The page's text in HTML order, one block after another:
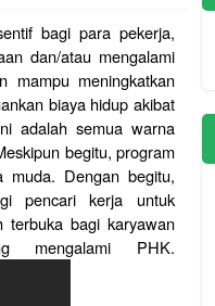
bagi para pekerja,
dan/atau mengalami
mampu meningkatkan
biaya hidup akibat
adalah semua warna
begitu, program
muda. Dengan begitu,
pencari kerja untuk
terbuka bagi karyawan
mengalami PHK.